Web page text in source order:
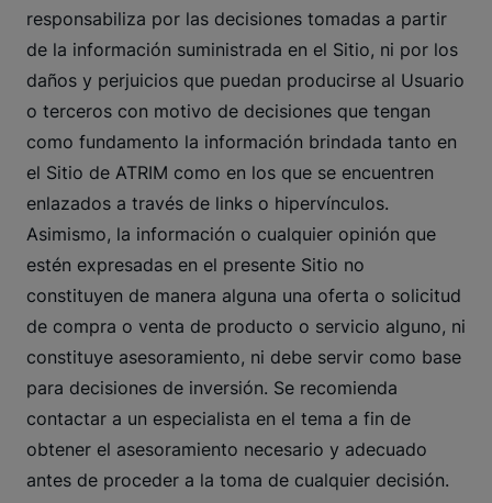
responsabiliza por las decisiones tomadas a partir
de la información suministrada en el Sitio, ni por los
daños y perjuicios que puedan producirse al Usuario
o terceros con motivo de decisiones que tengan
como fundamento la información brindada tanto en
el Sitio de ATRIM como en los que se encuentren
enlazados a través de links o hipervínculos.
Asimismo, la información o cualquier opinión que
estén expresadas en el presente Sitio no
constituyen de manera alguna una oferta o solicitud
de compra o venta de producto o servicio alguno, ni
constituye asesoramiento, ni debe servir como base
para decisiones de inversión. Se recomienda
contactar a un especialista en el tema a fin de
obtener el asesoramiento necesario y adecuado
antes de proceder a la toma de cualquier decisión.